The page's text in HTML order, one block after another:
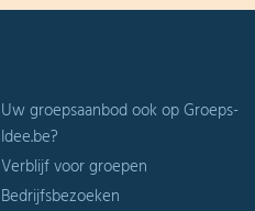
Uw groepsaanbod ook op Groeps-
Idee.be?
Verblijf voor groepen
Bedrijfsbezoeken